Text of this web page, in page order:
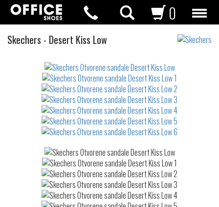
0
Skechers Otvorene
- Desert Kiss Low
waterrepellent